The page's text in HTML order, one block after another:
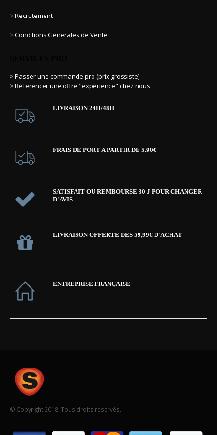
> Recrutement
> Conditions Générales de Vente
> Passer une commande pro (prix grossiste)
> Référencer une offre "expérience" chez nous
LIVRAISON 24H/48H
FRAIS DE PORT A PARTIR DE 5.90€
SATISFAIT OU REMBOURSE 30 J POUR CHANGER
D'AVIS
LIVRAISON OFFERTE DES 59,99€ D'ACHAT
ENTREPRISE FRANÇAISE
© Copyright 2018. Tous droits réservés.